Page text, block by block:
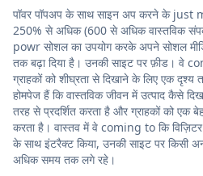
पॉवर पॉपअप के साथ साइन अप करने के just
250% से अधिक (600 से अधिक वास्तविक
powr सोशल का उपयोग करके अपने सोशल
तक बढ़ा दिया है। उनकी साइट पर फ़ीड। वे
ग्राहकों को शीघ्रता से दिखाने के लिए एक
होमपेज हैं कि वास्तविक जीवन में उत्पाद कैसे
तरह से प्रदर्शित करता है और ग्राहकों को एक
करता है। वास्तव में वे coming to कि
के साथ इंटरैक्ट किया, उनकी साइट पर किसी
अधिक समय तक लगे रहे।